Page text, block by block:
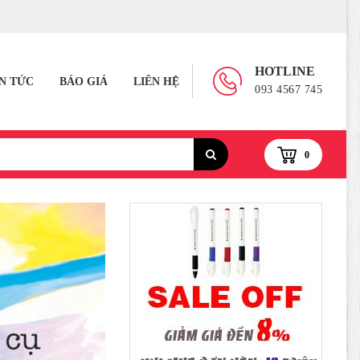
HOTLINE
093 4567 745
TỨC BÁO GIÁ LIÊN HỆ
0